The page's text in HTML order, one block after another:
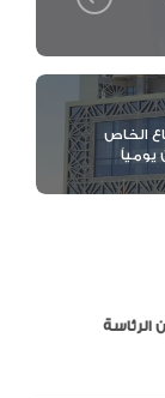
الخاص
يومياً